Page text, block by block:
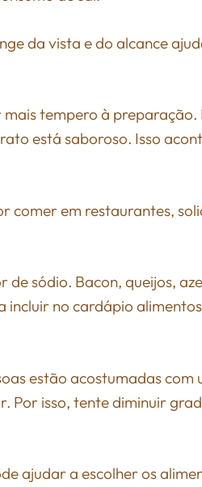
da vista e do alcance
tempero à
está saboroso. Isso
comer em restaurantes,
sódio. Bacon, queijos,
incluir no cardápio
estão acostumadas
Por isso, tente diminuir
ajudar a escolher os